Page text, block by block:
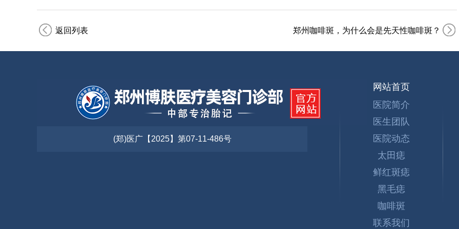
返回列表 郑州咖啡斑，为什么会是先天性咖啡斑？
(郑)医广【2025】第07-11-486号
网站首页
医院简介
医生团队
医院动态
太田痣
鲜红斑痣
黑毛痣
咖啡斑
联系我们